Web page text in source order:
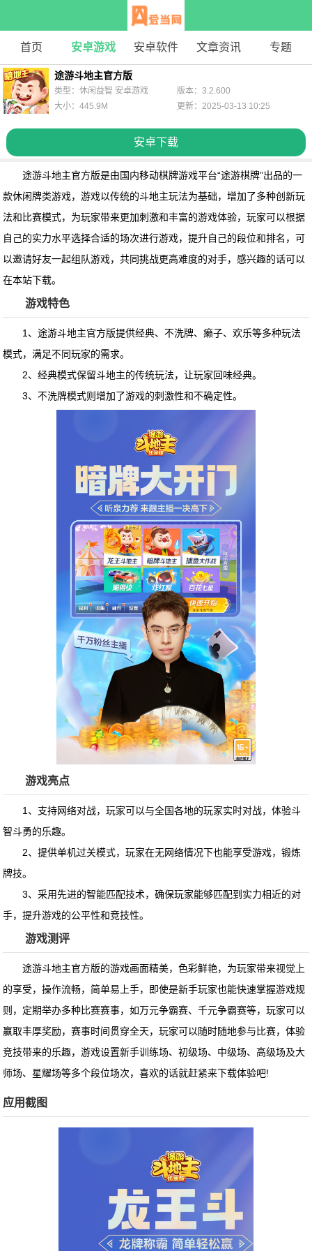
首页 安卓游戏 安卓软件 文章资讯 专题
途游斗地主官方版
安卓下载
类型：休闲益智 安卓游戏
版本：3.2.600
大小：445.9M
更新：2025-03-13 10:25
途游斗地主官方版是由国内移动棋牌游戏平台“途游棋牌”出品的一
款休闲牌类游戏，游戏以传统的斗地主玩法为基础，增加了多种创新玩
法和比赛模式，为玩家带来更加刺激和丰富的游戏体验，玩家可以根据
自己的实力水平选择合适的场次进行游戏，提升自己的段位和排名，可
以邀请好友一起组队游戏，共同挑战更高难度的对手，感兴趣的话可以
在本站下载。
游戏特色
1、途游斗地主官方版提供经典、不洗牌、癞子、欢乐等多种玩法
模式，满足不同玩家的需求。
2、经典模式保留斗地主的传统玩法，让玩家回味经典。
3、不洗牌模式则增加了游戏的刺激性和不确定性。
游戏亮点
1、支持网络对战，玩家可以与全国各地的玩家实时对战，体验斗
智斗勇的乐趣。
2、提供单机过关模式，玩家在无网络情况下也能享受游戏，锻炼
牌技。
3、采用先进的智能匹配技术，确保玩家能够匹配到实力相近的对
手，提升游戏的公平性和竞技性。
游戏测评
途游斗地主官方版的游戏画面精美，色彩鲜艳，为玩家带来视觉上
的享受，操作流畅，简单易上手，即使是新手玩家也能快速掌握游戏规
则，定期举办多种比赛赛事，如万元争霸赛、千元争霸赛等，玩家可以
赢取丰厚奖励，赛事时间贯穿全天，玩家可以随时随地参与比赛，体验
竞技带来的乐趣，游戏设置新手训练场、初级场、中级场、高级场及大
师场、星耀场等多个段位场次，喜欢的话就赶紧来下载体验吧!
应用截图